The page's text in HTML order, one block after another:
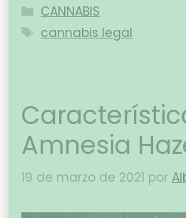
CANNABIS
cannabis legal
Amnesia
19 de marzo de 2021 por